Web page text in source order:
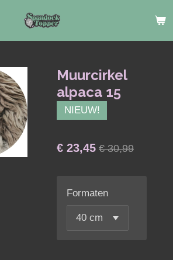
Muurcirkel
alpaca 15
NIEUW!
€ 23,45 € 30,99
Formaten